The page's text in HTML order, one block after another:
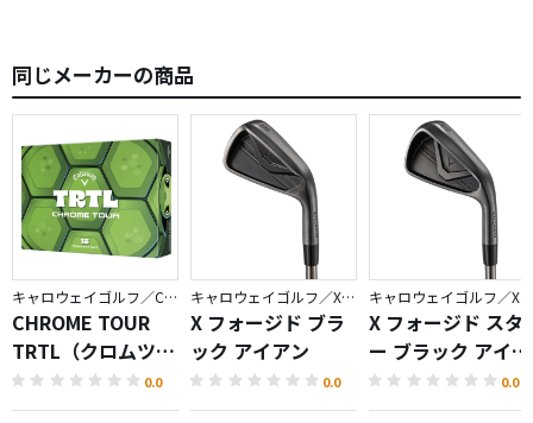
同じメーカーの商品
キャロウェイゴルフ／CHROME
CHROME TOUR
TRTL（クロムツア
ータートル）ボー
ル
0.0
キャロウェイゴルフ／X FORGED
X フォージド ブラ
ック アイアン
0.0
X フォージド スタ
ー ブラック アイア
ン
0.0